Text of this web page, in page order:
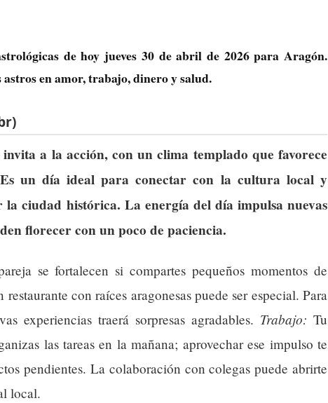
de hoy jueves 30 de abril de 2026 para Aragón.
en amor, trabajo, dinero y salud.
a la acción, con un clima templado que favorece
un día ideal para conectar con la cultura local y
ciudad histórica. La energía del día impulsa nuevas
florecer con un poco de paciencia.
se fortalecen si compartes pequeños momentos de
con raíces aragonesas puede ser especial. Para
experiencias traerá sorpresas agradables. Trabajo: Tu
las tareas en la mañana; aprovechar ese impulso te
pendientes. La colaboración con colegas puede abrirte
local.